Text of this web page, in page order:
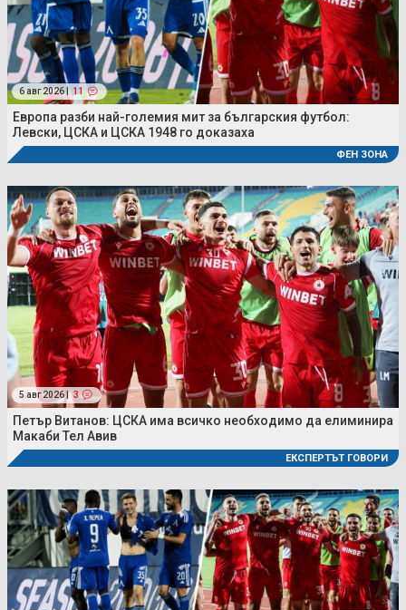
6 авг 2026 | 11
Европа разби най-големия мит за българския футбол:
Левски, ЦСКА и ЦСКА 1948 го доказаха
ФЕН ЗОНА
5 авг 2026 | 3
Петър Витанов: ЦСКА има всичко необходимо да елиминира
Макаби Тел Авив
ЕКСПЕРТЪТ ГОВОРИ